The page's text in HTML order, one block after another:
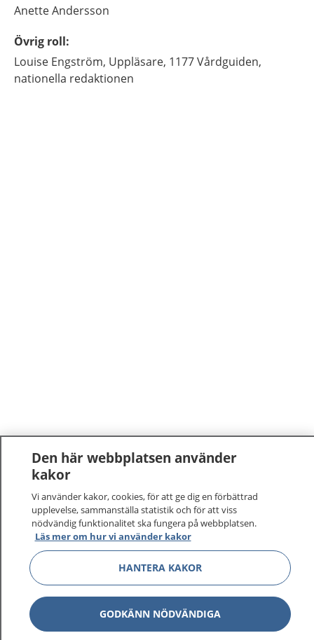
AnetteAndersson
Övrig roll:
Louise Engström, Uppläsare, 1177 Vårdguiden,
nationella redaktionen
1177 tryggt om din hälsa och vård
På 1177.se får du råd om hälsa och information om
sjukdomar och vilka mottagningar du kan kontakta.
Logga in för att läsa din journal och göra dina
vårdärenden. Ring telefonnummer 1177 för
sjukvårdsrådgivning dygnet runt.
1177 ger dig råd när du vill må bättre.
Den här webbplatsen använder
kakor
Vi använder kakor, cookies, för att ge dig en förbättrad
upplevelse, sammanställa statistik och för att viss
nödvändig funktionalitet ska fungera på webbplatsen.
Läs mer om hur vi använder kakor
HANTERA KAKOR
GODKÄNN NÖDVÄNDIGA